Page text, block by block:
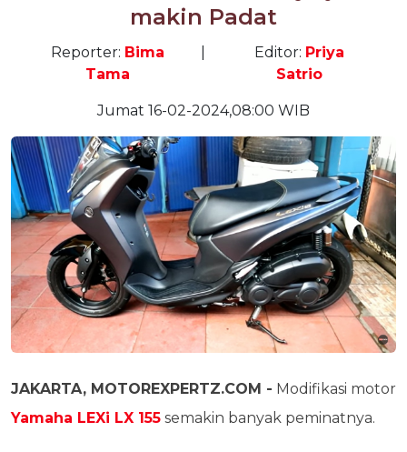
makin Padat
Reporter: Bima
Tama
Editor: Priya
Satrio
Jumat 16-02-2024,08:00 WIB
JAKARTA, MOTOREXPERTZ.COM - Modifikasi motor
Yamaha LEXi LX 155 semakin banyak peminatnya.